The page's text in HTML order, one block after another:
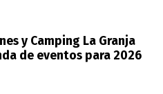
y Camping La Granja
de eventos para 2026